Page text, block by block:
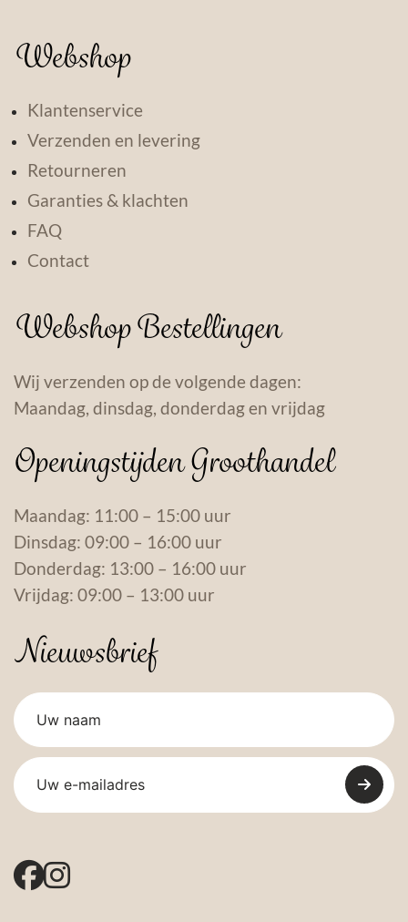
Webshop
Klantenservice
Verzenden en levering
Retourneren
Garanties & klachten
FAQ
Contact
Webshop Bestellingen
Wij verzenden op de volgende dagen:
Maandag, dinsdag, donderdag en vrijdag
Openingstijden Groothandel
Maandag: 11:00 – 15:00 uur
Dinsdag: 09:00 – 16:00 uur
Donderdag: 13:00 – 16:00 uur
Vrijdag: 09:00 – 13:00 uur
Nieuwsbrief